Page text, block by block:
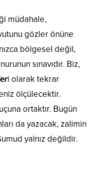
müdahale,
gözler önüne
bölgesel değil,
sınavıdır. Biz,
i olarak tekrar
ölçülecektir.
ortaktır. Bugün
da yazacak, zalimin
yalnız değildir.